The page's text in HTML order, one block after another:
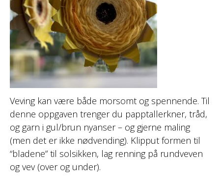
Veving kan være både morsomt og spennende. Til
denne oppgaven trenger du papptallerkner, tråd,
og garn i gul/brun nyanser – og gjerne maling
(men det er ikke nødvending). Klipput formen til
“bladene” til solsikken, lag renning på rundveven
og vev (over og under).